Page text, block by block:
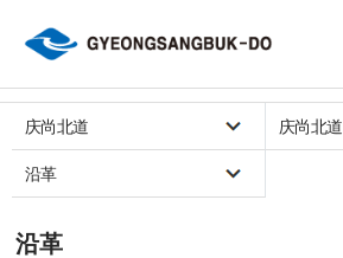
庆尚北道 庆尚北道
沿革
沿革